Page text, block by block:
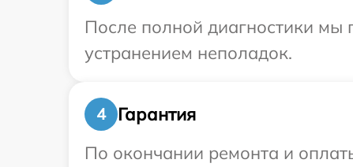
После полной диагностики мы
устранением неполадок.
4
Гарантия
По окончании ремонта и